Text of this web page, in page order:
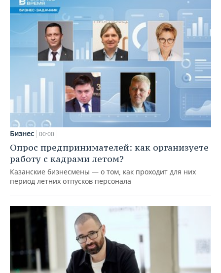
Бизнес 00:00
Опрос предпринимателей: как организуете
работу с кадрами летом?
Казанские бизнесмены — о том, как проходит для них
период летних отпусков персонала